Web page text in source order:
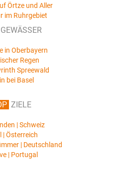
Örtze und Aller
im Ruhrgebiet
GEWÄSSER
in Oberbayern
Regen
Spreewald
bei Basel
ZIELE
| Schweiz
| Österreich
| Deutschland
| Portugal